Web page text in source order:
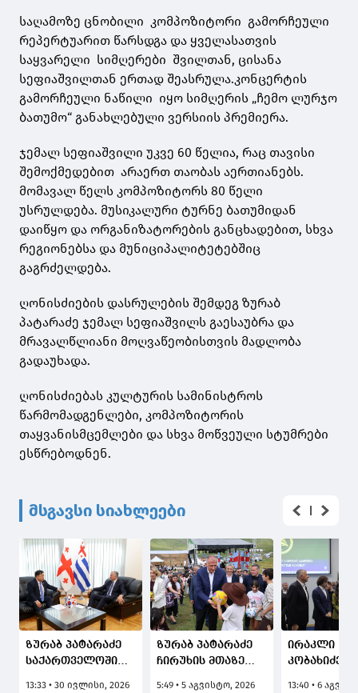
საღამოზე ცნობილი კომპოზიტორი გამორჩეული
რეპერტუარით წარსდგა და ყველასათვის
საყვარელი სიმღერები შვილთან, ცისანა
სეფიაშვილთან ერთად შეასრულა.კონცერტის
გამორჩეული ნაწილი იყო სიმღერის „ჩემო ლურჯო
ბათუმო“ განახლებული ვერსიის პრემიერა.
ჯემალ სეფიაშვილი უკვე 60 წელია, რაც თავისი
შემოქმედებით არაერთ თაობას აერთიანებს.
მომავალ წელს კომპოზიტორს 80 წელი
უსრულდება. მუსიკალური ტურნე ბათუმიდან
დაიწყო და ორგანიზატორების განცხადებით, სხვა
რეგიონებსა და მუნიციპალიტეტებშიც
გაგრძელდება.
ღონისძიების დასრულების შემდეგ ზურაბ
პატარაძე ჯემალ სეფიაშვილს გაესაუბრა და
მრავალწლიანი მოღვაწეობისთვის მადლობა
გადაუხადა.
ღონისძიებას კულტურის სამინისტროს
წარმომადგენლები, კომპოზიტორის
თაყვანისმცემლები და სხვა მოწვეული სტუმრები
ესწრებოდნენ.
მსგავსი სიახლეები
ზურაბ პატარაძე
საქართველოში
13:33 • 30 ივლისი, 2026
ზურაბ პატარაძე
ჩირუხის მთაზე
5:49 • 5 აგვისტო, 2026
ირაკლი
კობახიძემ,
13:40 • 6